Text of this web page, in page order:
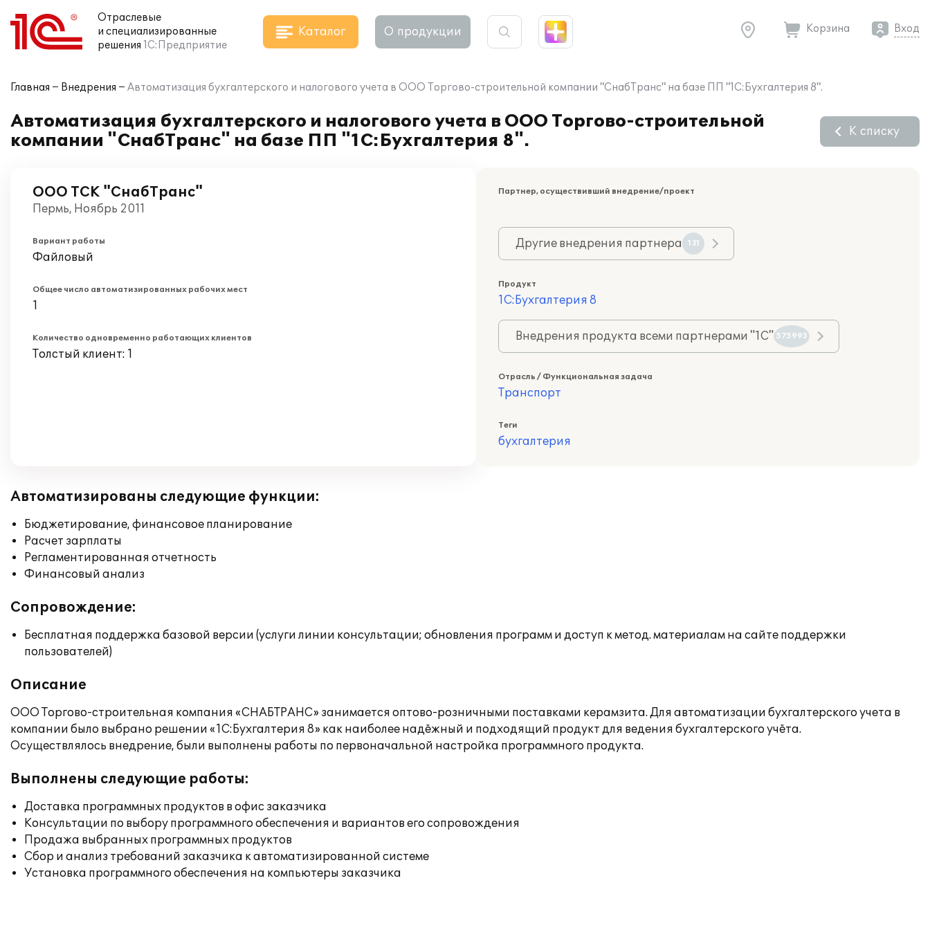
Отраслевые
и специализированные
решения 1С:Предприятие
Каталог О продукции Корзина Вход
Главная Внедрения Автоматизация бухгалтерского и налогового учета в ООО Торгово-строительной компании "СнабТранс" на базе ПП "1С:Бухгалтерия 8".
Автоматизация бухгалтерского и налогового учета в ООО Торгово-строительной
компании "СнабТранс" на базе ПП "1С:Бухгалтерия 8".
К списку
ООО ТСК "СнабТранс"
Пермь, Ноябрь 2011
Вариант работы
Файловый
Общее число автоматизированных рабочих мест
1
Количество одновременно работающих клиентов
Толстый клиент: 1
Партнер, осуществивший внедрение/проект
Другие внедрения партнера 131
Продукт
1С:Бухгалтерия 8
Внедрения продукта всеми партнерами "1С" 575993
Отрасль / Функциональная задача
Транспорт
Теги
бухгалтерия
Автоматизированы следующие функции:
Бюджетирование, финансовое планирование
Расчет зарплаты
Регламентированная отчетность
Финансовый анализ
Сопровождение:
Бесплатная поддержка базовой версии (услуги линии консультации; обновления программ и доступ к метод. материалам на сайте поддержки
пользователей)
Описание
ООО Торгово-строительная компания «СНАБТРАНС» занимается оптово-розничными поставками керамзита. Для автоматизации бухгалтерского учета в
компании было выбрано решении «1С:Бухгалтерия 8» как наиболее надёжный и подходящий продукт для ведения бухгалтерского учёта.
Осуществлялось внедрение, были выполнены работы по первоначальной настройка программного продукта.
Выполнены следующие работы:
Доставка программных продуктов в офис заказчика
Консультации по выбору программного обеспечения и вариантов его сопровождения
Продажа выбранных программных продуктов
Сбор и анализ требований заказчика к автоматизированной системе
Установка программного обеспечения на компьютеры заказчика